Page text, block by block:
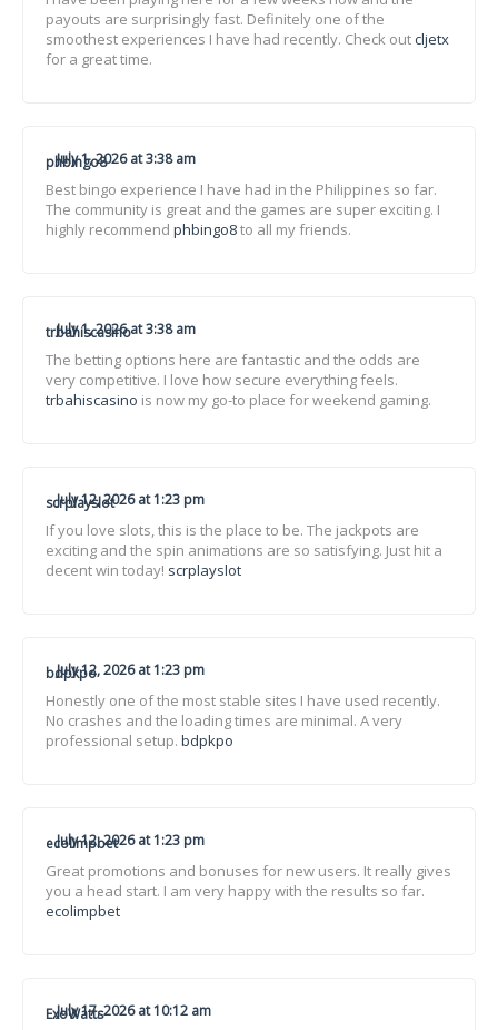
payouts are surprisingly fast. Definitely one of the
smoothest experiences I have had recently. Check outcljetx
for a great time.
phbingo8
July 1, 2026 at 3:38 am
Best bingo experience I have had in the Philippines so far.
The community is great and the games are super exciting. I
highly recommend phbingo8to all my friends.
trbahiscasino
July 1, 2026 at 3:38 am
The betting options here are fantastic and the odds are
very competitive. I love how secure everything feels.
trbahiscasino is now my go-to place for weekend gaming.
scrplayslot
July 12, 2026 at 1:23 pm
If you love slots, this is the place to be. The jackpots are
exciting and the spin animations are so satisfying. Just hit a
decent win today! scrplayslot
bdpkpo
July 12, 2026 at 1:23 pm
Honestly one of the most stable sites I have used recently.
No crashes and the loading times are minimal. A very
professional setup. bdpkpo
ecolimpbet
July 12, 2026 at 1:23 pm
Great promotions and bonuses for new users. It really gives
you a head start. I am very happy with the results so far.
ecolimpbet
ExoWatts
July 17, 2026 at 10:12 am